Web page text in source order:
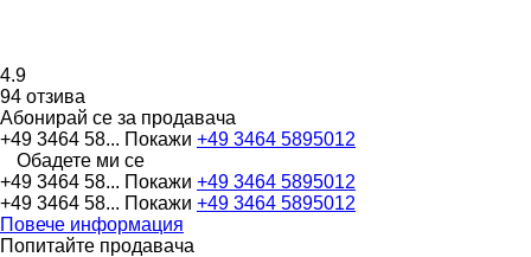
4.9
94 отзива
Абонирай се за продавача
+49 3464 58... Покажи +49 3464 5895012
Обадете ми се
+49 3464 58... Покажи +49 3464 5895012
+49 3464 58... Покажи +49 3464 5895012
Повече информация
Попитайте продавача